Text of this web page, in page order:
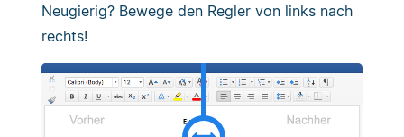
Neugierig? Bewege den Regler von links nach
rechts!